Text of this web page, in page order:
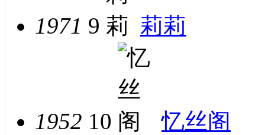
1971 9 莉莉
1952 10 忆丝阁